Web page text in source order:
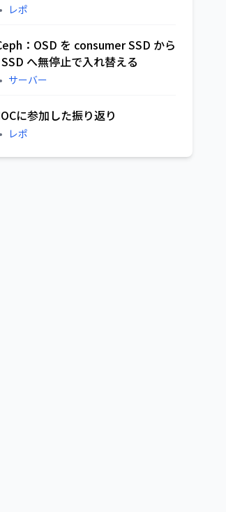
• レポ
：OSD を consumer SSD から
へ無停止で入れ替える
• サーバー
に参加した振り返り
• レポ